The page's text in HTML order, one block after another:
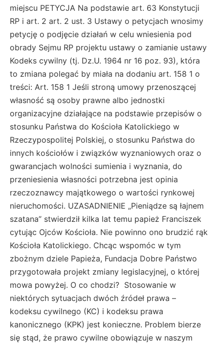
miejscu PETYCJA Na podstawie art. 63 Konstytucji
RP i art. 2 art. 2 ust. 3 Ustawy o petycjach wnosimy
petycję o podjęcie działań w celu wniesienia pod
obrady Sejmu RP projektu ustawy o zamianie ustawy
Kodeks cywilny (tj. Dz.U. 1964 nr 16 poz. 93), która
to zmiana polegać by miała na dodaniu art. 158 1 o
treści: Art. 158 1 Jeśli stroną umowy przenoszącej
własność są osoby prawne albo jednostki
organizacyjne działające na podstawie przepisów o
stosunku Państwa do Kościoła Katolickiego w
Rzeczypospolitej Polskiej, o stosunku Państwa do
innych kościołów i związków wyznaniowych oraz o
gwarancjach wolności sumienia i wyznania, do
przeniesienia własności potrzebna jest opinia
rzeczoznawcy majątkowego o wartości rynkowej
nieruchomości. UZASADNIENIE „Pieniądze są łajnem
szatana” stwierdził kilka lat temu papież Franciszek
cytując Ojców Kościoła. Nie powinno ono brudzić rąk
Kościoła Katolickiego. Chcąc wspomóc w tym
zbożnym dziele Papieża, Fundacja Dobre Państwo
przygotowała projekt zmiany legislacyjnej, o której
mowa powyżej. O co chodzi? Stosowanie w
niektórych sytuacjach dwóch źródeł prawa –
kodeksu cywilnego (KC) i kodeksu prawa
kanonicznego (KPK) jest konieczne. Problem bierze
się stąd, że prawo cywilne obowiązuje w naszym